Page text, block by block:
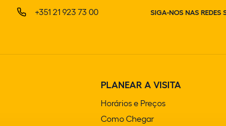
+351 21 923 73 00 SIGA-NOS NAS REDES
PLANEAR A VISITA
Horários e Preços
Como Chegar